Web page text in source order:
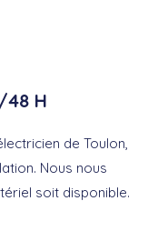
H
de Toulon,
Nous nous
soit disponible.